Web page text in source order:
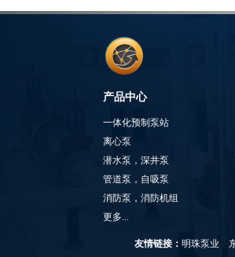
产品中心
一体化预制泵站
离心泵
潜水泵，深井泵
管道泵，自吸泵
消防泵，消防机组
更多...
友情链接： 明珠泵业